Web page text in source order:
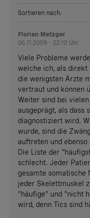
Sortieren nach:
Florian Metzger
06.11.2009 - 22:12 Uhr
Viele Probleme
welche ich, als direkt
die wenigsten Ärzte
vertraut und können
Weiter sind bei
ausgeprägt, als dass
diagnostiziert wird.
wurde, sind die
auftreten und
Die Liste der
schlecht. Jeder
gesamte somatische
jeder Skelettmuskel
"häufige" und "nicht
wird, denn Tics sind